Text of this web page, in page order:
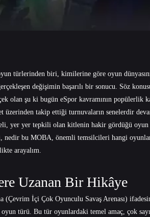
türlerinden biri, kimilerine göre oyun
değişimin başarılı bir sonucu. Söz
şu ki bugün eSpor kavramının popülerlik
takip ettiği turnuvaların senelerdir
yer yer tepkili olan kitlenin hakir gördüğü oyun
nedir bu MOBA, önemli temsilcileri hangi
arayalım.
Uzanan Bir Hikâye
İçi Çok Oyunculu Savaş Arenası)
türü. Bu tür oyunlardaki temel amaç, çok